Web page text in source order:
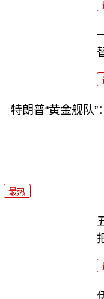
特朗普“黄金舰队
最热